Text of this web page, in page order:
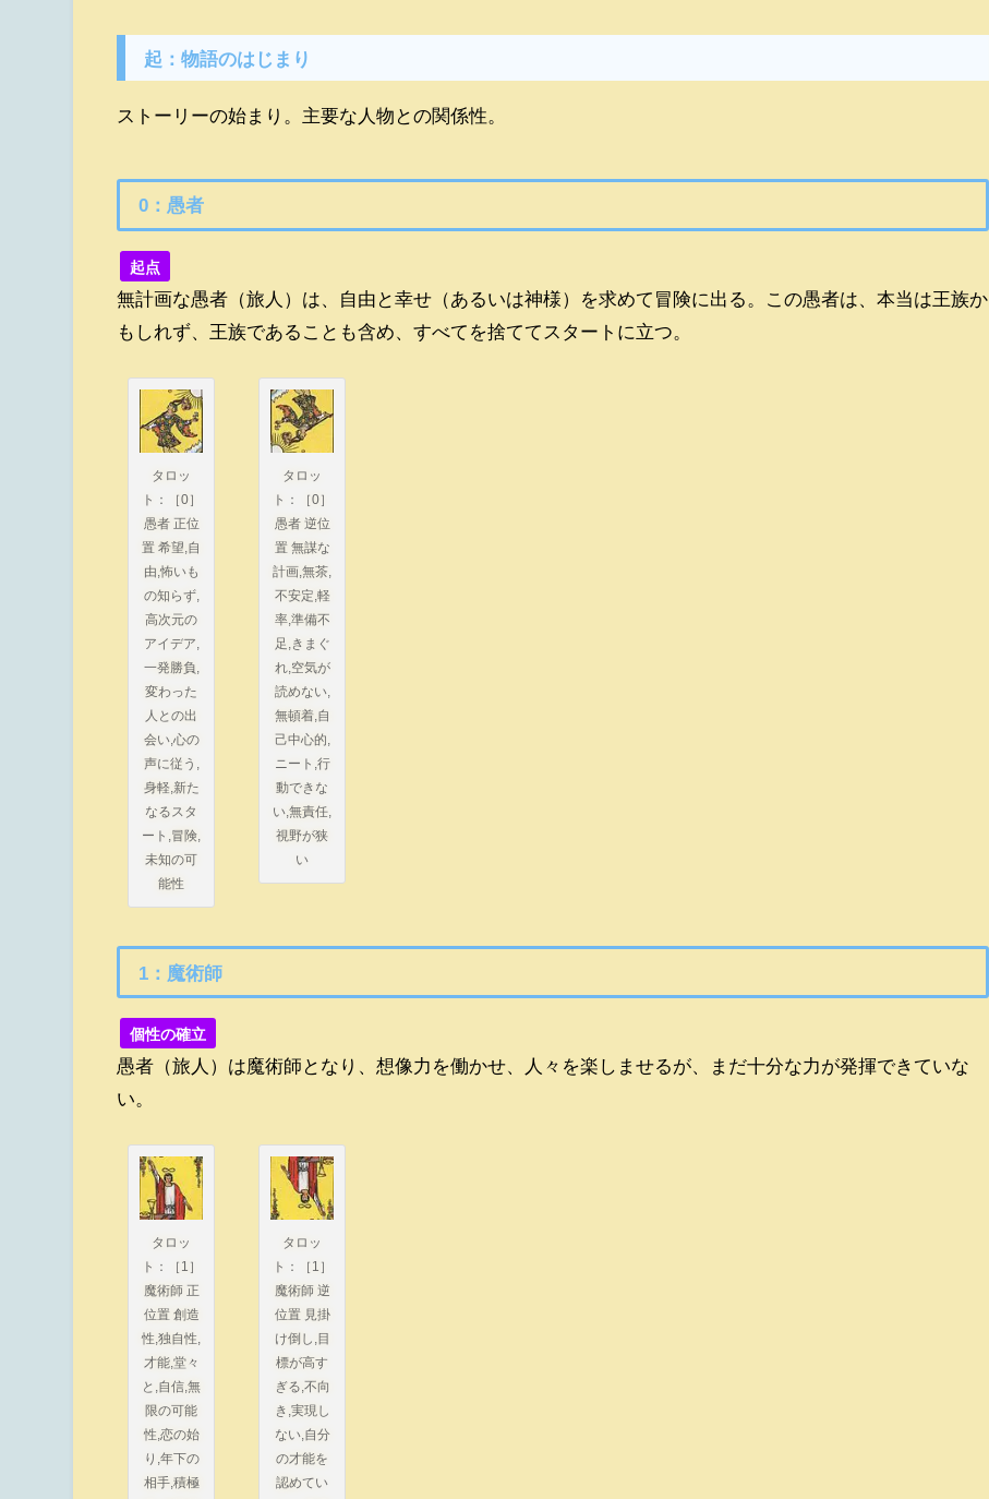
起：物語のはじまり
ストーリーの始まり。主要な人物との関係性。
0：愚者
起点
無計画な愚者（旅人）は、自由と幸せ（あるいは神様）を求めて冒険に出る。この愚者は、本当は王族か
もしれず、王族であることも含め、すべてを捨ててスタートに立つ。
タロッ
ト：［0］
愚者 正位
置 希望,自
由,怖いも
の知らず,
高次元の
アイデア,
一発勝負,
変わった
人との出
会い,心の
声に従う,
身軽,新た
なるスタ
ート,冒険,
未知の可
能性
タロッ
ト：［0］
愚者 逆位
置 無謀な
計画,無茶,
不安定,軽
率,準備不
足,きまぐ
れ,空気が
読めない,
無頓着,自
己中心的,
ニート,行
動できな
い,無責任,
視野が狭
い
1：魔術師
個性の確立
愚者（旅人）は魔術師となり、想像力を働かせ、人々を楽しませるが、まだ十分な力が発揮できていな
い。
タロッ
ト：［1］
魔術師 正
位置 創造
性,独自性,
才能,堂々
と,自信,無
限の可能
性,恋の始
り,年下の
相手,積極
タロッ
ト：［1］
魔術師 逆
位置 見掛
け倒し,目
標が高す
ぎる,不向
き,実現し
ない,自分
の才能を
認めてい